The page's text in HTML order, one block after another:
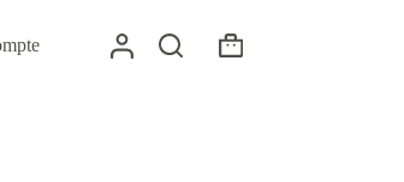
Panier